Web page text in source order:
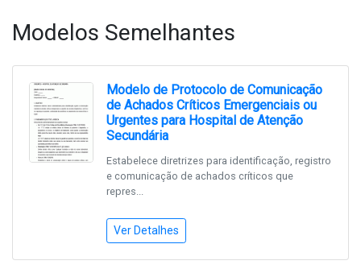
Modelos Semelhantes
Modelo de Protocolo de Comunicação
de Achados Críticos Emergenciais ou
Urgentes para Hospital de Atenção
Secundária
Estabelece diretrizes para identificação, registro
e comunicação de achados críticos que
repres...
Ver Detalhes